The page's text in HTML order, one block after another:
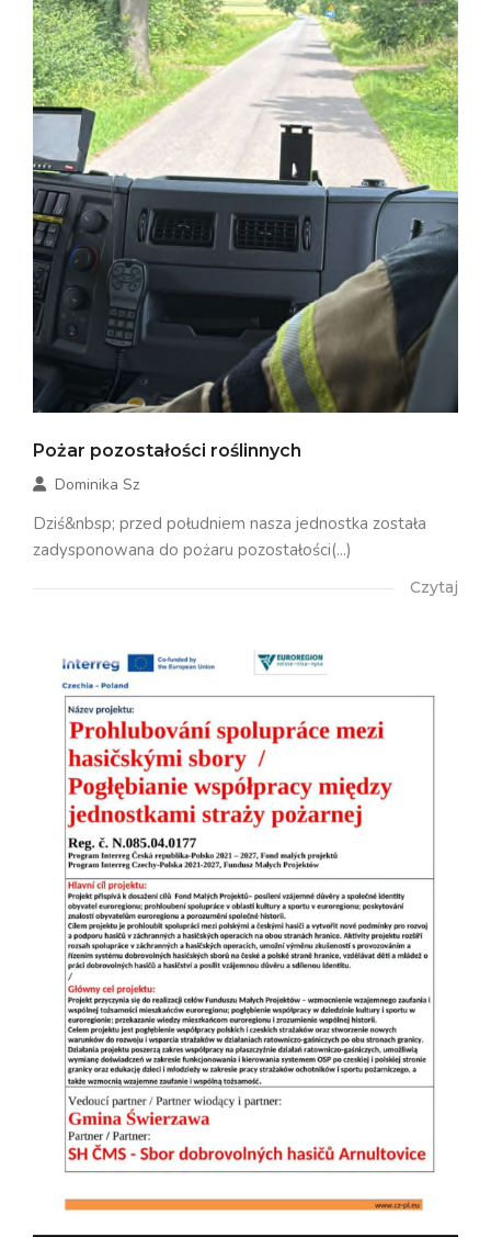
Pożar pozostałości roślinnych
Dominika Sz
Dziś&nbsp; przed południem nasza jednostka została
zadysponowana do pożaru pozostałości(...)
Czytaj